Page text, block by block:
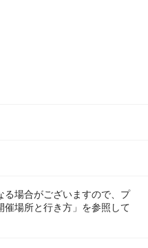
る場合がございますので、プ
催場所と行き方」を参照して